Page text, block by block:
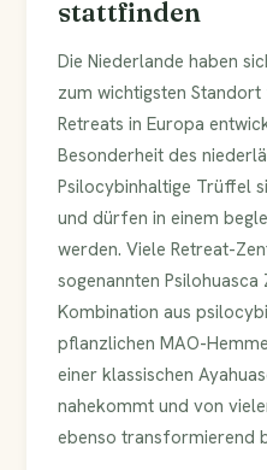
stattfinden
Die Niederlande haben
zum wichtigsten
Retreats in Europa
Besonderheit des
Psilocybinhaltige Trüffel
und dürfen in einem
werden. Viele Retreat-
sogenannten
Kombination aus
pflanzlichen MAO-
einer klassischen
nahekommt und von
ebenso transformierend